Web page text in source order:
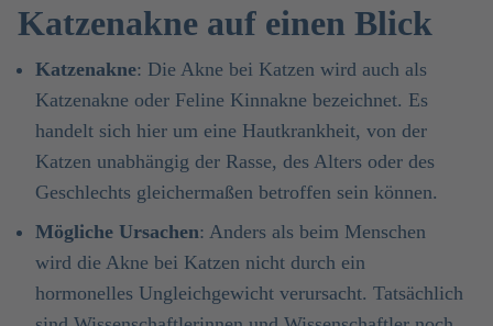
Katzenakne auf einen Blick
Katzenakne: Die Akne bei Katzen wird auch als
Katzenakne oder Feline Kinnakne bezeichnet. Es
handelt sich hier um eine Hautkrankheit, von der
Katzen unabhängig der Rasse, des Alters oder des
Geschlechts gleichermaßen betroffen sein können.
Mögliche Ursachen: Anders als beim Menschen
wird die Akne bei Katzen nicht durch ein
hormonelles Ungleichgewicht verursacht. Tatsächlich